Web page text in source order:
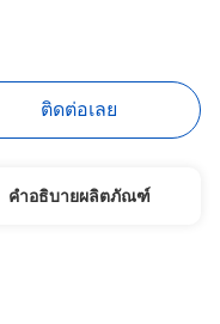
ติดต่อเลย
คำอธิบายผลิตภัณฑ์